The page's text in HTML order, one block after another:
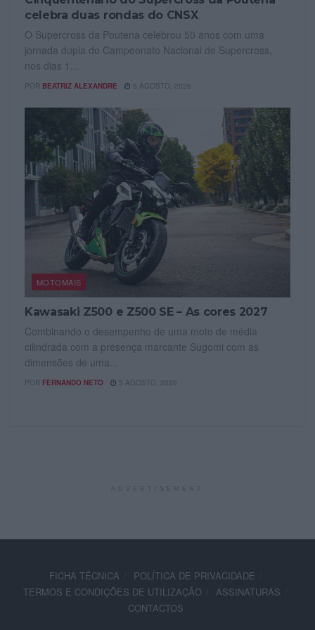
celebra duas rondas do CNSX
O Supercross da Poutena celebrou 50 anos com uma
jornada dupla do Campeonato Nacional de Supercross,
nos dias 1...
POR BEATRIZ ALEXANDRE 5 AGOSTO, 2026
MOTOMAIS
Kawasaki Z500 e Z500 SE – As cores 2027
Combinando o desempenho de uma moto de média
cilindrada com a presença marcante Sugomi com as
dimensões de uma...
POR FERNANDO NETO 5 AGOSTO, 2026
FICHA TÉCNICA
POLÍTICA DE PRIVACIDADE
TERMOS E CONDIÇÕES DE UTILIZAÇÃO
ASSINATURAS
CONTACTOS